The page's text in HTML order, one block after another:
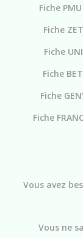
Fiche PMU
Fiche
Fiche
Fiche
Fiche
Fiche
Vous avez
Vous ne